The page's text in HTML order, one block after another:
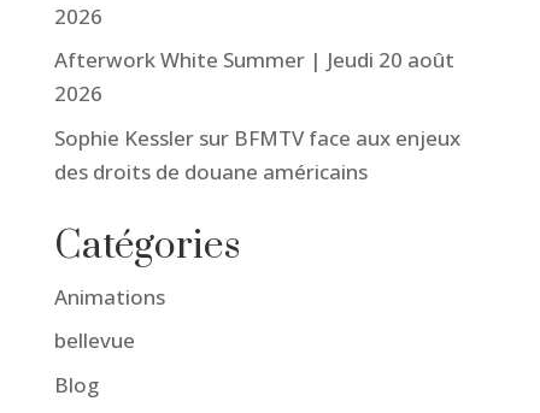
2026
Afterwork White Summer | Jeudi 20 août
2026
Sophie Kessler sur BFMTV face aux enjeux
des droits de douane américains
Catégories
Animations
bellevue
Blog